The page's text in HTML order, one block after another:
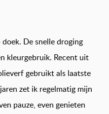
De snelle droging
kleurgebruik. Recent uit
gebruikt als laatste
zet ik regelmatig mijn
pauze, even genieten